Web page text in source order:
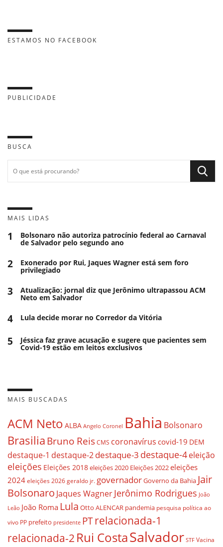
ESTAMOS NO FACEBOOK
PUBLICIDADE
BUSCA
MAIS LIDAS
1 Bolsonaro não autoriza patrocínio federal ao Carnaval
de Salvador pelo segundo ano
2 Exonerado por Rui, Jaques Wagner está sem foro
privilegiado
3 Atualização: jornal diz que Jerônimo ultrapassou ACM
Neto em Salvador
4 Lula decide morar no Corredor da Vitória
5 Jéssica faz grave acusação e sugere que pacientes sem
Covid-19 estão em leitos exclusivos
MAIS BUSCADAS
ACM Neto ALBA Angelo Coronel Bahia Bolsonaro
BrasiliaBruno ReisCMS coronavírus covid-19 DEM
destaque-1 destaque-2destaque-3 destaque-4eleição
eleições Eleições 2018eleições 2020 Eleições 2022eleições
2024 eleições 2026 geraldo jr. governadorGoverno da Bahia Jair
Bolsonaro Jaques WagnerJerônimo Rodrigues João
Leão João Roma Lula Otto ALENCAR pandemia pesquisa política ao
vivo PP prefeito presidente PTrelacionada-1
relacionada-2 Rui CostaSalvador STF Vacina